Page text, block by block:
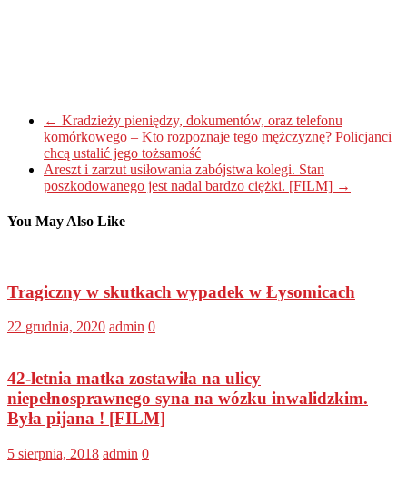
← Kradzieży pieniędzy, dokumentów, oraz telefonu
komórkowego – Kto rozpoznaje tego mężczyznę? Policjanci
chcą ustalić jego tożsamość
Areszt i zarzut usiłowania zabójstwa kolegi. Stan
poszkodowanego jest nadal bardzo ciężki. [FILM] →
You May Also Like
Tragiczny w skutkach wypadek w Łysomicach
22 grudnia, 2020 admin 0
42-letnia matka zostawiła na ulicy
niepełnosprawnego syna na wózku inwalidzkim.
Była pijana ! [FILM]
5 sierpnia, 2018 admin 0